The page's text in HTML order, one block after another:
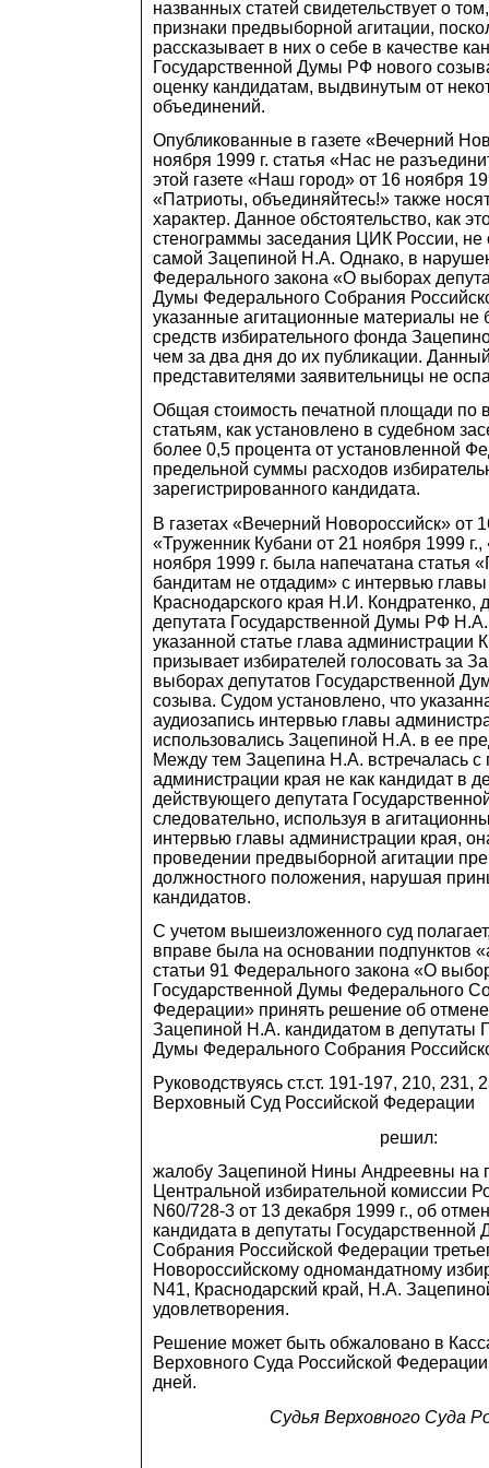
названных статей свидетельствует о
признаки предвыборной агитации,
рассказывает в них о себе в качестве
Государственной Думы РФ нового
оценку кандидатам, выдвинутым от
объединений.
Опубликованные в газете «Вечерний
ноября 1999 г. статья «Нас не р
этой газете «Наш город» от 16 ноября
«Патриоты, объединяйтесь!» также
характер. Данное обстоятельство, как
стенограммы заседания ЦИК России, не
самой Зацепиной Н .А. Однако, в
Федерального закона «О выборах
Думы Федерального Собрания
указанные агитационные материалы не
средств избирательного фонда
чем за два дня до их публикации.
представителями заявительницы не
Общая стоимость печатной площади по
статьям, как установлено в судебном
более 0,5 процента от установленной
предельной суммы расходов
зарегистрированного кандидата.
В газетах «Вечерний Новороссийск» от
«Труженник Кубани от 21 ноября 1999
ноября 1999 г. была напечатана статья
бандитам не отдадим» с интервью
Краснодарского края Н .И. Кондратенко,
депутата Государственной Думы РФ
указанной статье глава администрации
призывает избирателей голосовать за З
выборах депутатов Государственной
созыва. Судом установлено, что
аудиозапись интервью главы
использовались Зацепиной Н.А. в ее
Между тем Зацепина Н.А. встречалась с
администрации края не как кандидат в
действующего депутата
следовательно, используя в
интервью главы администрации края,
проведении предвыборной агитации
должностного положения, нарушая
кандидатов.
С учетом вышеизложенного суд
вправе была на основании подпунктов
статьи 91 Федерального закона «О
Государственной Думы Федерального
Федерации» принять решение об отмене
Зацепиной Н.А. кандидатом в депутаты
Думы Федерального Собрания
Руководствуясь ст.ст. 191-197, 210, 231,
Верховный Суд Российской Федерации
решил:
жалобу Зацепиной Нины Андреевны на
Центральной избирательной комиссии
N60/728-3 от 13 декабря 1999 г., об
кандидата в депутаты
Собрания Российской Федерации
Новороссийскому одномандатному
N41, Краснодарский край, Н.А.
удовлетворения.
Решение может быть обжаловано в
Верховного Суда Российской
дней.
Судья Верховного Суда